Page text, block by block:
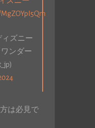
ズニー
ンダー
は必見で